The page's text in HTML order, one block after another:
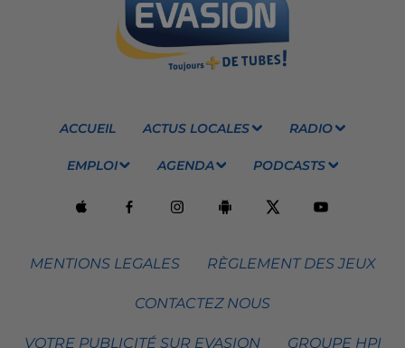
ACCUEIL ACTUS LOCALES RADIO
EMPLOI AGENDA PODCASTS
MENTIONS LEGALES RÈGLEMENT DES JEUX
CONTACTEZ NOUS
VOTRE PUBLICITÉ SUR EVASION GROUPE HPI